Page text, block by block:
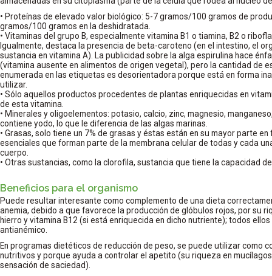
• Proteínas de elevado valor biológico: 5-7 gramos/100 gramos de
gramos/100 gramos en la deshidratada.
• Vitaminas del grupo B, especialmente vitamina B1 o tiamina, B2 o
Igualmente, destaca la presencia de beta-caroteno (en el intestino, el
sustancia en vitamina A). La publicidad sobre la alga espirulina hace
(vitamina ausente en alimentos de origen vegetal), pero la cantidad de
enumerada en las etiquetas es desorientadora porque está en forma
utilizar.
• Sólo aquellos productos procedentes de plantas enriquecidas en
de esta vitamina.
• Minerales y oligoelementos: potasio, calcio, zinc, magnesio,
contiene yodo, lo que le diferencia de las algas marinas.
• Grasas, solo tiene un 7% de grasas y éstas están en su mayor parte
esenciales que forman parte de la membrana celular de todas y cada
cuerpo.
• Otras sustancias, como la clorofila, sustancia que tiene la capacidad
Beneficios para el organismo
Puede resultar interesante como complemento de una dieta
anemia, debido a que favorece la producción de glóbulos rojos, por su
hierro y vitamina B12 (si está enriquecida en dicho nutriente); todos
antianémico.
En programas dietéticos de reducción de peso, se puede utilizar como
nutritivos y porque ayuda a controlar el apetito (su riqueza en
sensación de saciedad).